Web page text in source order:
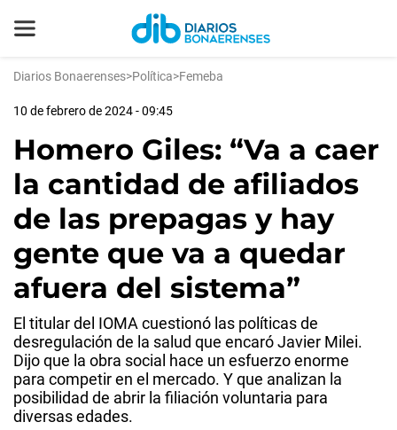
Diarios Bonaerenses>Política>Femeba
10 de febrero de 2024 - 09:45
Homero Giles: “Va a caer
la cantidad de afiliados
de las prepagas y hay
gente que va a quedar
afuera del sistema”
El titular del IOMA cuestionó las políticas de
desregulación de la salud que encaró Javier Milei.
Dijo que la obra social hace un esfuerzo enorme
para competir en el mercado. Y que analizan la
posibilidad de abrir la filiación voluntaria para
diversas edades.